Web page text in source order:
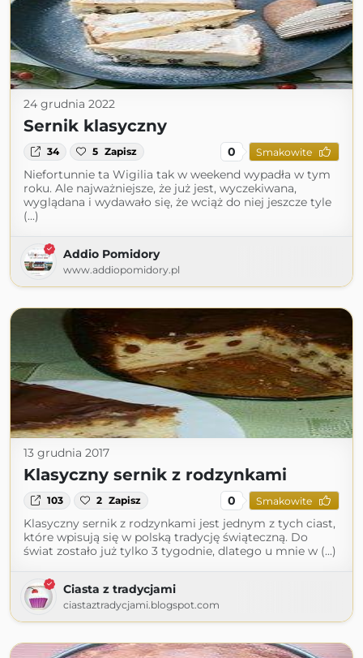
24 grudnia 2022
Sernik klasyczny
34 5 Zapisz 0 Smakowite
Niefortunnie ta Wigilia tak w weekend wypadła w tym
roku. Ale najważniejsze, że już jest, wyczekiwana,
wyglądana i wydawało się, że wciąż do niej jeszcze tyle
(...)
Addio Pomidory
www.addiopomidory.pl
13 grudnia 2017
Klasyczny sernik z rodzynkami
103 2 Zapisz 0 Smakowite
Klasyczny sernik z rodzynkami jest jednym z tych ciast,
które wpisują się w polską tradycję świąteczną. Do
świat zostało już tylko 3 tygodnie, dlatego u mnie w (...)
Ciasta z tradycjami
ciastaztradycjami.blogspot.com